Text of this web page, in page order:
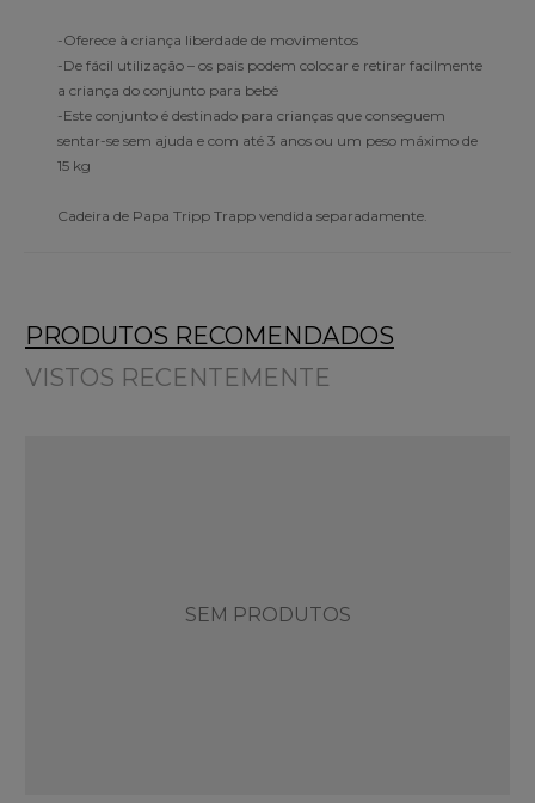
-Oferece à criança liberdade de movimentos
-De fácil utilização – os pais podem colocar e retirar facilmente
a criança do conjunto para bebé
-Este conjunto é destinado para crianças que conseguem
sentar-se sem ajuda e com até 3 anos ou um peso máximo de
15 kg
Cadeira de Papa Tripp Trapp vendida separadamente.
PRODUTOS RECOMENDADOS
VISTOS RECENTEMENTE
SEM PRODUTOS